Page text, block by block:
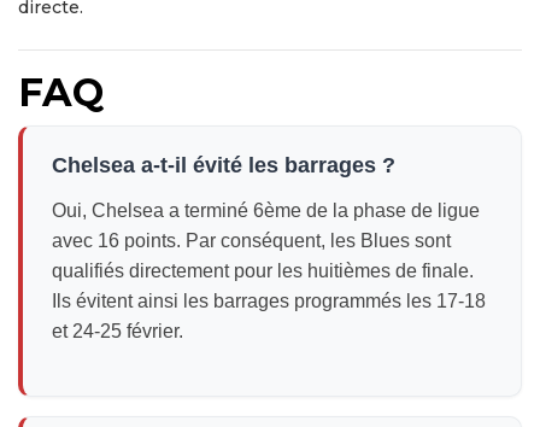
directe.
FAQ
Chelsea a-t-il évité les barrages ?
Oui, Chelsea a terminé 6ème de la phase de ligue
avec 16 points. Par conséquent, les Blues sont
qualifiés directement pour les huitièmes de finale.
Ils évitent ainsi les barrages programmés les 17-18
et 24-25 février.